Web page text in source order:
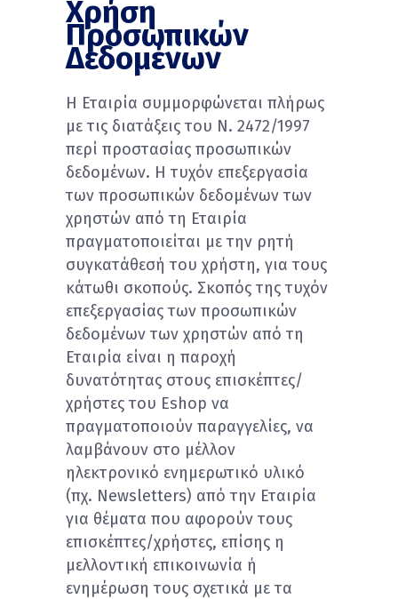
Χρήση
Προσωπικών
Δεδομένων
Η Εταιρία συμμορφώνεται πλήρως
με τις διατάξεις του Ν. 2472/1997
περί προστασίας προσωπικών
δεδομένων. Η τυχόν επεξεργασία
των προσωπικών δεδομένων των
χρηστών από τη Εταιρία
πραγματοποιείται με την ρητή
συγκατάθεσή του χρήστη, για τους
κάτωθι σκοπούς. Σκοπός της τυχόν
επεξεργασίας των προσωπικών
δεδομένων των χρηστών από τη
Εταιρία είναι η παροχή
δυνατότητας στους επισκέπτες/
χρήστες του Eshop να
πραγματοποιούν παραγγελίες, να
λαμβάνουν στο μέλλον
ηλεκτρονικό ενημερωτικό υλικό
(πχ. Newsletters) από την Εταιρία
για θέματα που αφορούν τους
επισκέπτες/χρήστες, επίσης η
μελλοντική επικοινωνία ή
ενημέρωση τους σχετικά με τα